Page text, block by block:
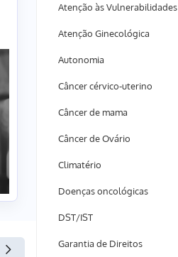
Atenção às Vulnerabilidades
Atenção Ginecológica
Autonomia
Câncer cérvico-uterino
Câncer de mama
Câncer de Ovário
Climatério
Doenças oncológicas
DST/IST
Garantia de Direitos